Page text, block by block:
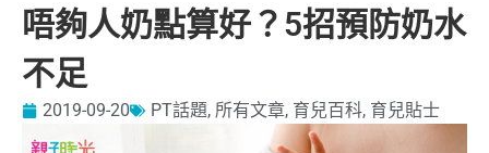
唔夠人奶點算好？5招預防奶水
不足
2019-09-20 PT話題, 所有文章, 育兒百科, 育兒貼士